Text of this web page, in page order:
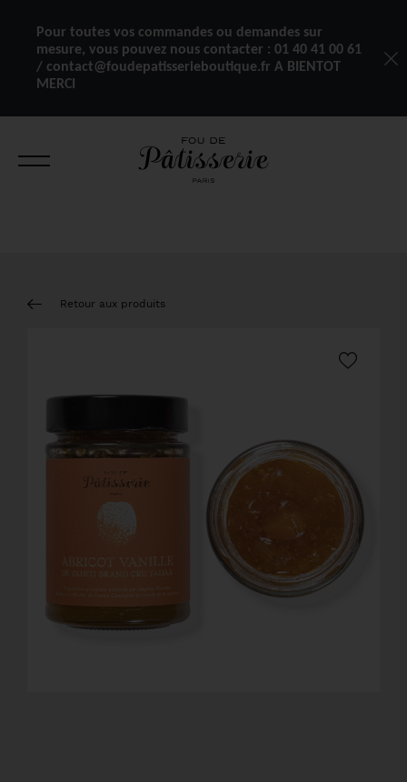
Pour toutes vos commandes ou demandes sur
mesure, vous pouvez nous contacter : 01 40 41 00 61
/ contact@foudepatisserieboutique.fr A BIENTOT
MERCI
Retour aux produits